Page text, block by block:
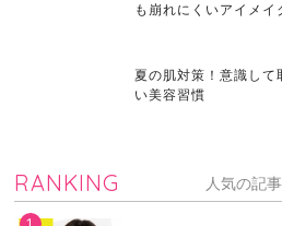
も崩れにくいアイメイ
夏の肌対策！意識して
い美容習慣
RANKING 人気の記